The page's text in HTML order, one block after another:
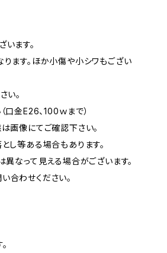
ます。
ます。ほか小傷や小シワもござい
い。
口金E26、100ｗまで）
画像にてご確認下さい。
し等ある場合もあります。
異なって見える場合がございます。
わせください。